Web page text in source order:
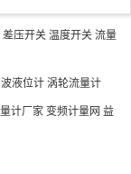
差压开关 温度开关 流量
液位计 涡轮流量计
计厂家 变频计量网 益